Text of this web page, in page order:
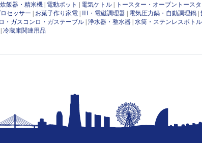
|炊飯器・精米機 電動ポット 電気ケトル トースター・オーブントース
セッサー お菓子作り家電 |IH・電磁調理器 電気圧力鍋・自動調理鍋 |
・ガスコンロ・ガステーブル |浄水器・整水器 |水筒・ステンレスボトル
|冷蔵庫関連用品